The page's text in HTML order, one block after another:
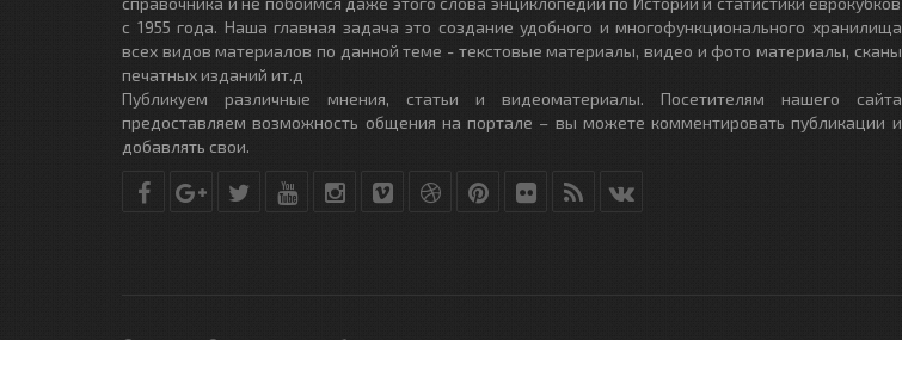
с 1955 года. Наша главная задача это создание удобного и многофункционального хранилища
всех видов материалов по данной теме - текстовые материалы, видео и фото материалы, сканы
печатных изданий ит.д
Публикуем различные мнения, статьи и видеоматериалы. Посетителям нашего сайта
предоставляем возможность общения на портале – вы можете комментировать публикации и
добавлять свои.
© Copyright © 2010-2017. Разработано студиейDLE-THEME.RU- All Rights Reserved.